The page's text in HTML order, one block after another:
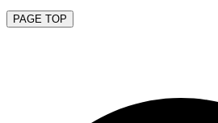
PAGE TOP